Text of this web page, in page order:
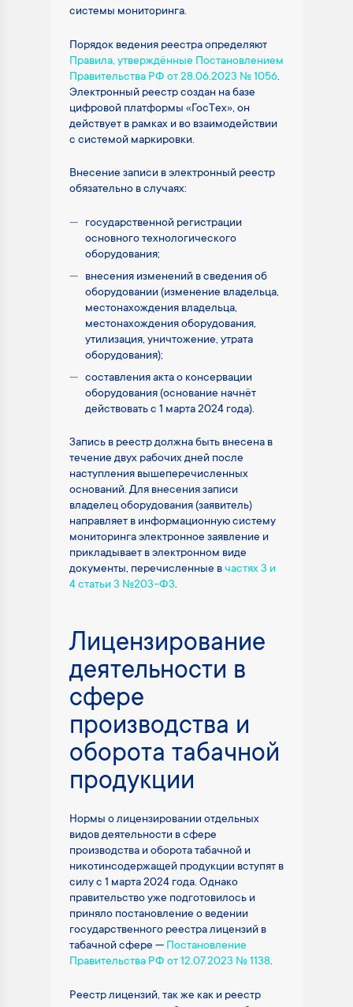
системы мониторинга.
Порядок ведения реестра определяют
Правила, утверждённые Постановлением
Правительства РФ от 28.06.2023 № 1056.
Электронный реестр создан на базе
цифровой платформы «ГосТех», он
действует в рамках и во взаимодействии
с системой маркировки.
Внесение записи в электронный реестр
обязательно в случаях:
государственной регистрации
основного технологического
оборудования;
внесения изменений в сведения об
оборудовании (изменение владельца,
местонахождения владельца,
местонахождения оборудования,
утилизация, уничтожение, утрата
оборудования);
составления акта о консервации
оборудования (основание начнёт
действовать с 1 марта 2024 года).
Запись в реестр должна быть внесена в
течение двух рабочих дней после
наступления вышеперечисленных
оснований. Для внесения записи
владелец оборудования (заявитель)
направляет в информационную систему
мониторинга электронное заявление и
прикладывает в электронном виде
документы, перечисленные вчастях 3 и
4 статьи 3 №203-ФЗ.
Лицензирование
деятельности в
сфере
производства и
оборота табачной
продукции
Нормы о лицензировании отдельных
видов деятельности в сфере
производства и оборота табачной и
никотинсодержащей продукции вступят в
силу с 1 марта 2024 года. Однако
правительство уже подготовилось и
приняло постановление о ведении
государственного реестра лицензий в
табачной сфере — Постановление
Правительства РФ от 12.07.2023 № 1138.
Реестр лицензий, так же как и реестр